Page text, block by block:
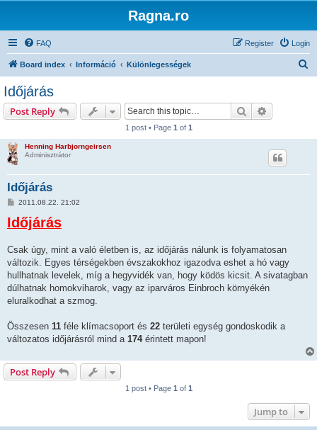
Ragna.ro
FAQ Login
Register
Board index Információ Különlegességek
Időjárás
Post Reply Search
1 post • Page 1 of 1
Henning Harbjorngeirsen
Adminisztrátor
Időjárás
P
s
t
2011.08.22. 21:02
Időjárás
Csak úgy, mint a való életben is, az időjárás nálunk is folyamatosan
változik. Egyes térségekben évszakokhoz igazodva eshet a hó vagy
hullhatnak levelek, míg a hegyvidék van, hogy ködös kicsit. A sivatagban
dúlhatnak homokviharok, vagy az iparváros Einbroch környékén
eluralkodhat a szmog.
Összesen 11 féle klímacsoport és 22 területi egység gondoskodik a
változatos időjárásról mind a 174érintett mapon!
Post Reply
1 post • Page 1 of 1
Jump to